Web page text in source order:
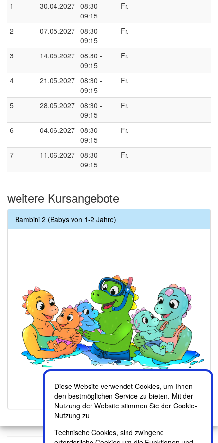
1
30.04.2027 08:30 -
09:15
Fr.
2 07.05.2027 08:30 -
09:15
Fr.
3 14.05.2027 08:30 -
09:15
Fr.
4 21.05.2027 08:30 -
09:15
Fr.
5 28.05.2027 08:30 -
09:15
Fr.
6 04.06.2027 08:30 -
09:15
Fr.
7 11.06.2027 08:30 -
09:15
Fr.
weitere Kursangebote
Bambini 2 (Babys von 1-2 Jahre)
Diese Website verwendet Cookies, um Ihnen
den bestmöglichen Service zu bieten. Mit der
Nutzung der Website stimmen Sie der Cookie-
Nutzung zu
Technische Cookies, sind zwingend